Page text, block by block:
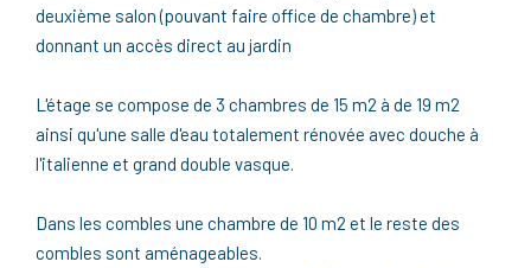
deuxième salon (pouvant faire office de chambre) et
donnant un accès direct au jardin
L'étage se compose de 3 chambres de 15 m2 à de 19 m2
ainsi qu'une salle d'eau totalement rénovée avec douche à
l'italienne et grand double vasque.
Dans les combles une chambre de 10 m2 et le reste des
combles sont aménageables.